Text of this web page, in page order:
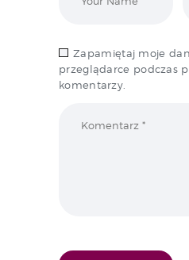
Zapamiętaj moje
przeglądarce podczas
komentarzy.